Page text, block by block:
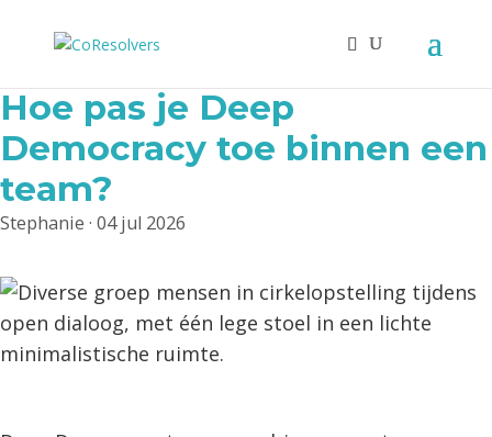
Hoe pas je Deep
Democracy toe binnen een
team?
Stephanie · 04 jul 2026